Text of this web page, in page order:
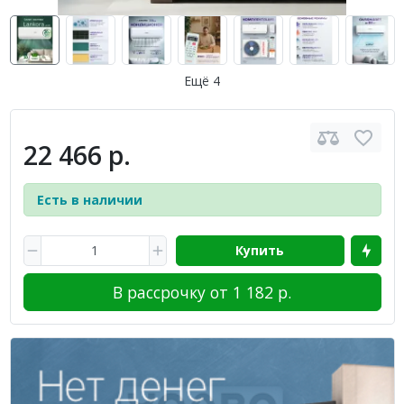
Ещё 4
22 466 р.
Есть в наличии
Купить
В рассрочку от 1 182 р.